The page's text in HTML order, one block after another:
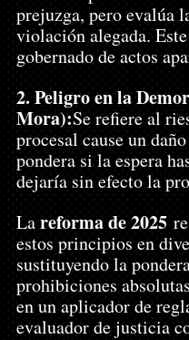
prejuzga, pero evalúa
violación alegada.
gobernado de actos
2. Peligro en la
Mora):Se refiere al
procesal cause un
pondera si la espera
dejaría sin efecto la
La reforma de 2025
estos principios en
sustituyendo la
prohibiciones
en un aplicador de
evaluador de justicia